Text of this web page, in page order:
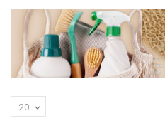
20